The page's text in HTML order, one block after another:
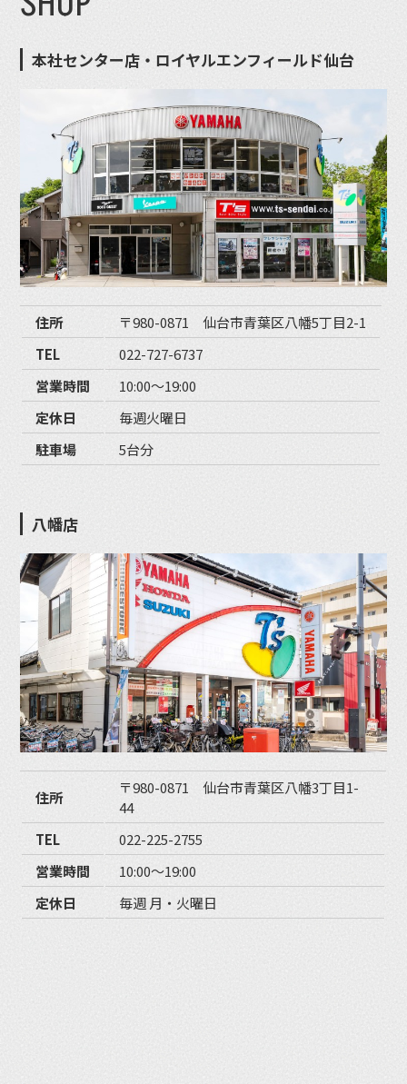
本社センター店・ロイヤルエンフィールド仙台
住所
〒980-0871 仙台市青葉区八幡5丁目2-1
TEL
022-727-6737
営業時間
10:00〜19:00
定休日
毎週火曜日
駐車場
5台分
八幡店
住所
〒980-0871 仙台市青葉区八幡3丁目1-
44
TEL
022-225-2755
営業時間
10:00〜19:00
定休日
毎週 月・火曜日